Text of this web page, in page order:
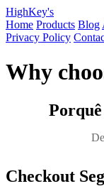
HighKey's
Home Products Blog
Privacy Policy
Why
Checkout